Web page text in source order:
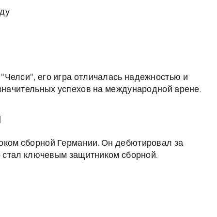
его игра отличалась надежностью и
успехов на международной арене.
сборной Германии. Он дебютировал за
стал ключевым защитником сборной.